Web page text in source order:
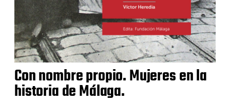
Con nombre propio. Mujeres en la
historia de Málaga.